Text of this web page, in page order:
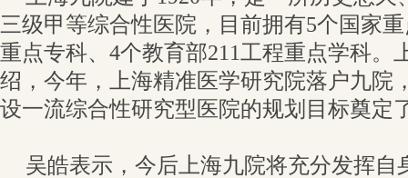
三级甲等综合性医院，目前拥有5个国家
重点专科、4个教育部211工程重点学科。
绍，今年，上海精准医学研究院落户九院
设一流综合性研究型医院的规划目标奠定
吴皓表示，今后上海九院将充分发挥自